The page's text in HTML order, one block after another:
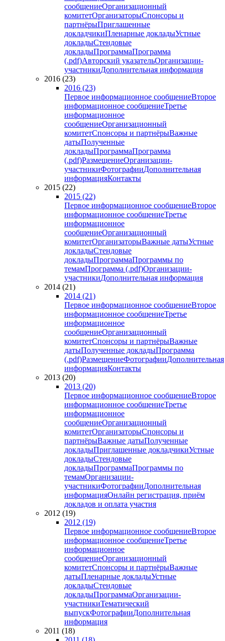
сообщениеОрганизационный
комитетОрганизаторыСпонсоры и
партнёрыПриглашенные
докладчикиПленарные докладыУстные
докладыСтендовые
докладыПрограммаПрограмма
(.pdf)Авторский указательОрганизации-
участникиДополнительная информация
2016 (23)
2016 (23)
Первое информационное сообщениеВторое
информационное сообщениеТретье
информационное
сообщениеОрганизационный
комитетСпонсоры и партнёрыВажные
датыПолученные
докладыПрограммаПрограмма
(.pdf)РазмещениеОрганизации-
участникиФотографииДополнительная
информацияКонтакты
2015 (22)
2015 (22)
Первое информационное сообщениеВторое
информационное сообщениеТретье
информационное
сообщениеОрганизационный
комитетОрганизаторыВажные датыУстные
докладыСтендовые
докладыПрограммаПрограммы по
темамПрограмма (.pdf)Организации-
участникиДополнительная информация
2014 (21)
2014 (21)
Первое информационное сообщениеВторое
информационное сообщениеТретье
информационное
сообщениеОрганизационный
комитетСпонсоры и партнёрыВажные
датыПолученные докладыПрограмма
(.pdf)РазмещениеФотографииДополнительная
информацияКонтакты
2013 (20)
2013 (20)
Первое информационное сообщениеВторое
информационное сообщениеТретье
информационное
сообщениеОрганизационный
комитетОрганизаторыСпонсоры и
партнёрыВажные датыПолученные
докладыПриглашенные докладчикиУстные
докладыСтендовые
докладыПрограммаПрограммы по
темамОрганизации-
участникиФотографииДополнительная
информацияОнлайн регистрация, приём
докладов и оплата участия
2012 (19)
2012 (19)
Первое информационное сообщениеВторое
информационное сообщениеТретье
информационное
сообщениеОрганизационный
комитетСпонсоры и партнёрыВажные
датыПленарные докладыУстные
докладыСтендовые
докладыПрограммаОрганизации-
участникиТематический
выпускФотографииДополнительная
информация
2011 (18)